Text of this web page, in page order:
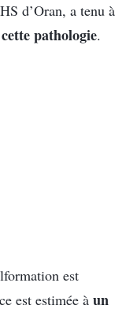
d’Oran, a tenu à
pathologie.
est
est estimée à un